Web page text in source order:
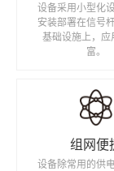
设备采用小型化
安装部署在信号
基础设施上，应
富。
组网便
设备除常用的供